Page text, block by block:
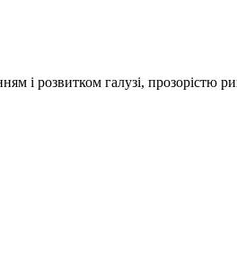
і розвитком галузі, прозорістю